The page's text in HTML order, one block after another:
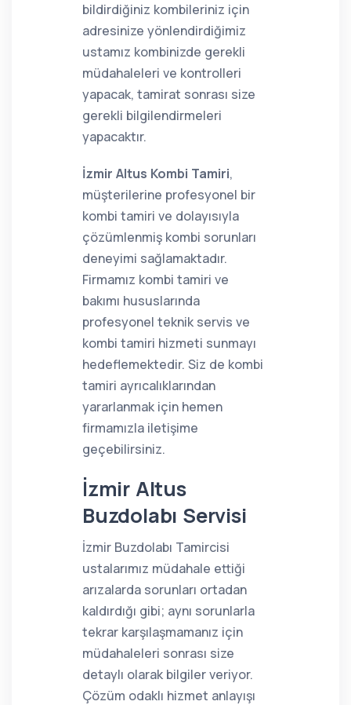
bildirdiğiniz kombileriniz için
adresinize yönlendirdiğimiz
ustamız kombinizde gerekli
müdahaleleri ve kontrolleri
yapacak, tamirat sonrası size
gerekli bilgilendirmeleri
yapacaktır.
İzmir Altus Kombi Tamiri,
müşterilerine profesyonel bir
kombi tamiri ve dolayısıyla
çözümlenmiş kombi sorunları
deneyimi sağlamaktadır.
Firmamız kombi tamiri ve
bakımı hususlarında
profesyonel teknik servis ve
kombi tamiri hizmeti sunmayı
hedeflemektedir. Siz de kombi
tamiri ayrıcalıklarından
yararlanmak için hemen
firmamızla iletişime
geçebilirsiniz.
İzmir Altus
Buzdolabı Servisi
İzmir Buzdolabı Tamircisi
ustalarımız müdahale ettiği
arızalarda sorunları ortadan
kaldırdığı gibi; aynı sorunlarla
tekrar karşılaşmamanız için
müdahaleleri sonrası size
detaylı olarak bilgiler veriyor.
Çözüm odaklı hizmet anlayışı